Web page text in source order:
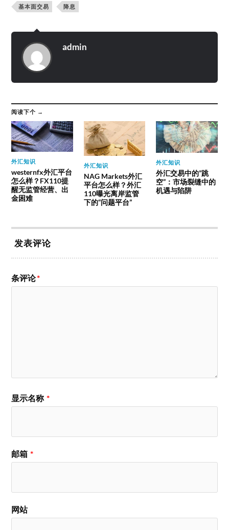
基本面交易 降息
admin
阅读下个 →
外汇知识
westernfx外汇平台
怎么样？FX110提
醒无监管经营、出
金困难
外汇知识
NAG Markets外汇
平台怎么样？外汇
110曝光离岸监管
下的“问题平台”
外汇知识
外汇交易中的”跳
空”：市场裂缝中的
机遇与陷阱
发表评论
条评论*
显示名称 *
邮箱 *
网站